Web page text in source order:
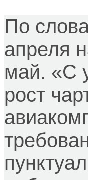
По
апреля
май. «С
рост